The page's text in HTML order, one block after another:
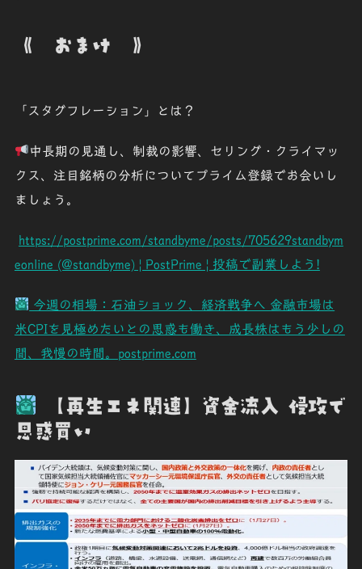
《 おまけ 》
「スタグフレーション」とは？
中長期の見通し、制裁の影響、セリング・クライマッ
クス、注目銘柄の分析についてプライム登録でお会いし
ましょう。
https://postprime.com/standbyme/posts/705629standbym
eonline (@standbyme) | PostPrime | 投稿で副業しよう!
今週の相場：石油ショック、経済戦争へ 金融市場は
米CPIを見極めたいとの思惑も働き、成長株はもう少しの
間、我慢の時間。postprime.com
【再生エネ関連】資金流入 侵攻で
思惑買い